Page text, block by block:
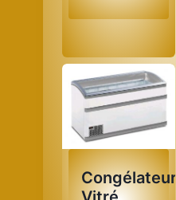
Congélateur